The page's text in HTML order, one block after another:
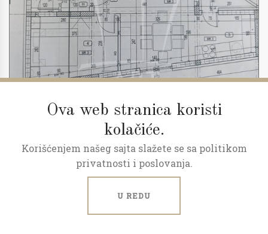
Ova web stranica koristi
kolačiće.
Korišćenjem našeg sajta slažete se sa politikom
privatnosti i poslovanja.
U REDU
3.0 52 m2 1/2
Predprodaja, povraćaj pdv-a